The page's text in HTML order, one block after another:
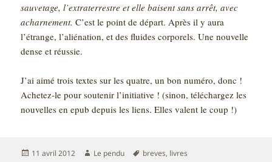
sauvetage, l’extraterrestre et elle baisent sans arrêt, avec
acharnement.C’est le point de départ. Après il y aura
l’étrange, l’aliénation, et des fluides corporels. Une nouvelle
dense et réussie.
J’ai aimé trois textes sur les quatre, un bon numéro, donc !
Achetez-le pour soutenir l’initiative ! (sinon, téléchargez les
nouvelles en epub depuis les liens. Elles valent le coup !)
Publié
11 avril 2012 Auteur
Le pendu
Mots-
breves, livres